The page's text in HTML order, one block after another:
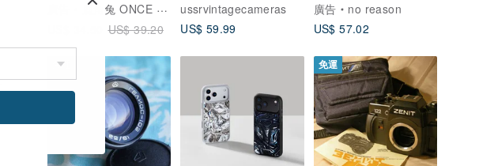
鹿角兔 ONCE UPON A TIME
US$ 39.20
測距相機
ussrvintagecameras
US$ 59.99
廣告
no reason
US$ 57.02
免運 免運